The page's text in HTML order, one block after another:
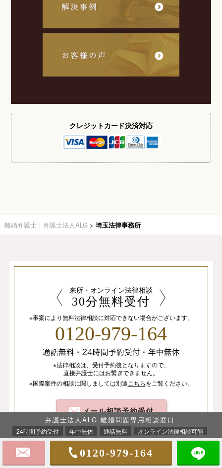
クレジットカード決済対応
離婚弁護士｜弁護士法人ALG > 埼玉法律事務所
来所・オンライン法律相談
30分無料受付
※事案により無料法律相談に対応できない場合がございます。
0120-979-164
※法律相談は、 受付予約後となりますので、
直接弁護士にはお繋ぎできません。
※国際案件の相談に関しましては別途 こちらをご覧ください。
メール相談予約受付
弁護士法人ALG 離婚問題専用相談窓口
24時間予約受付 年中無休 通話無料 オンライン法律相談可能
0120-979-164